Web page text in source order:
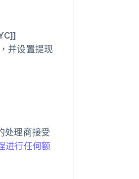
并设置提现
处理商接受
进行任何额